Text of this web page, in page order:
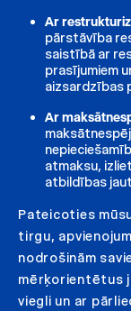
Ar
pārstāvība
saistībā ar
prasījumiem
aizsardzības
Ar
atmaksu,
atbildības
Pateicoties
tirgu,
nodrošinām
mērķorientētus
viegli un ar